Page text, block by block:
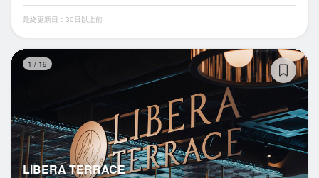
最終更新日：30日以上前
1 / 19
LIBERA TERRACE